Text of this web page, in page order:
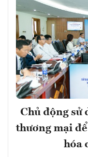
Chủ động sử
thương mại
hóa